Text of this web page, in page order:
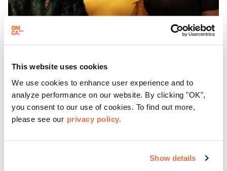
This website uses cookies
We use cookies to enhance user experience and to
analyze performance on our website. By clicking "OK",
you consent to our use of cookies. To find out more,
please see our privacy policy.
Show details
OMCA的周四活动
来OMCA体验“周四之夜”（ThursDates）——这是您每周
Fare Cafe与朋友畅聊，在音乐声中品尝饮品和小食；或者